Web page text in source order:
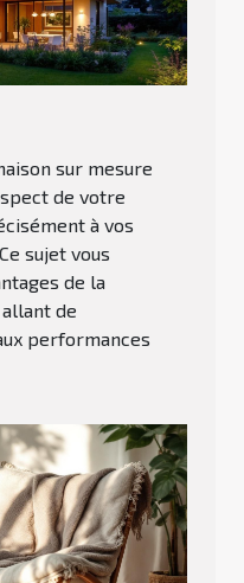
sur mesure
de votre
à vos
sujet vous
de la
de
performances